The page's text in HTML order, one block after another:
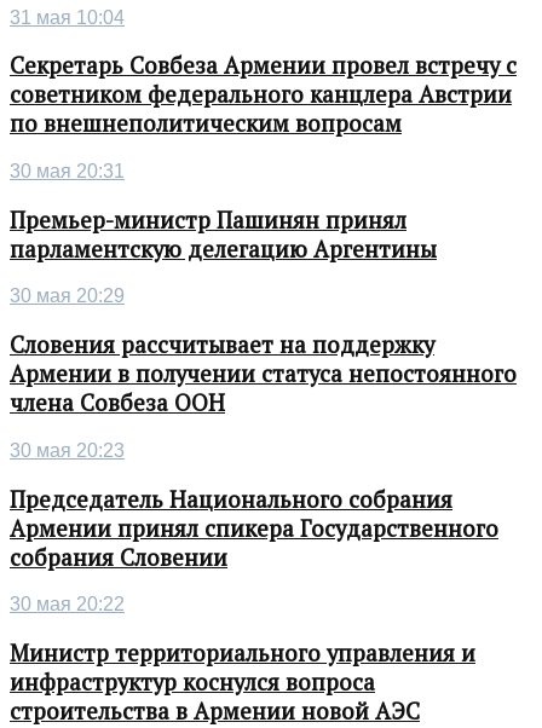
31 мая 10:04
Секретарь Совбеза Армении провел встречу с
советником федерального канцлера Австрии
по внешнеполитическим вопросам
30 мая 20:31
Премьер-министр Пашинян принял
парламентскую делегацию Аргентины
30 мая 20:29
Словения рассчитывает на поддержку
Армении в получении статуса непостоянного
члена Совбеза ООН
30 мая 20:23
Председатель Национального собрания
Армении принял спикера Государственного
собрания Словении
30 мая 20:22
Министр территориального управления и
инфраструктур коснулся вопроса
строительства в Армении новой АЭС